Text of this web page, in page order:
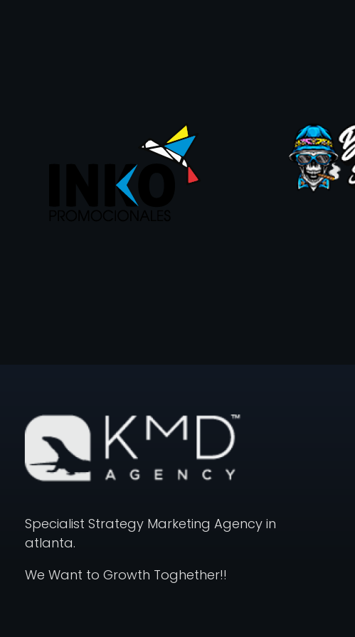
Specialist Strategy Marketing Agency in
atlanta.
We Want to Growth Toghether!!